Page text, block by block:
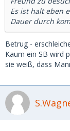
Es ist halt eben
Dauer durch
Betrug -
Kaum ein SB wird
sie weiß, dass